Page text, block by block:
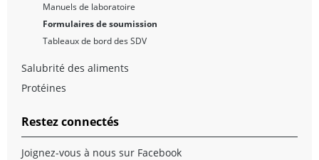
Manuels de laboratoire
Formulaires de soumission
Tableaux de bord des SDV
Salubrité des aliments
Protéines
Restez connectés
Joignez-vous à nous sur Facebook